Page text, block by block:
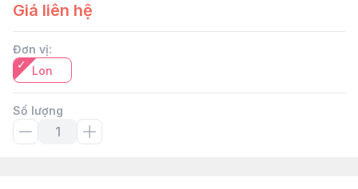
Giá liên hệ
Đơn vị:
Lon
Số lượng